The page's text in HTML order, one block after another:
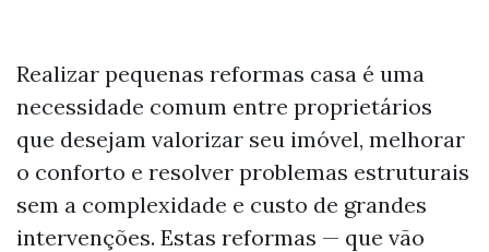
Realizar pequenas reformas casa é uma
necessidade comum entre proprietários
que desejam valorizar seu imóvel, melhorar
o conforto e resolver problemas estruturais
sem a complexidade e custo de grandes
intervenções. Estas reformas — que vão